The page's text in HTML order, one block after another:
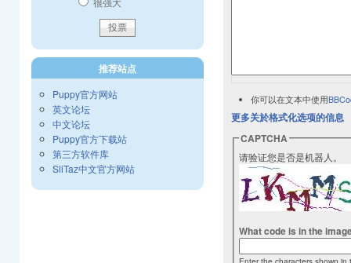
你可以在文本中使用
更多关於格式化选项的信息
CAPTCHA
请验证您是否是机器人。
What code is in the
推荐站点
Puppy官方网站
英文论坛
中文论坛
Puppy官方下载站
第三方软件库
SliTaz中文官方网站